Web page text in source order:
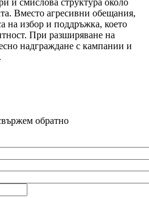
и смислова структура около
Вместо агресивни обещания,
на избор и поддръжка, което
При разширяване на
надграждане с кампании и
.
обратно